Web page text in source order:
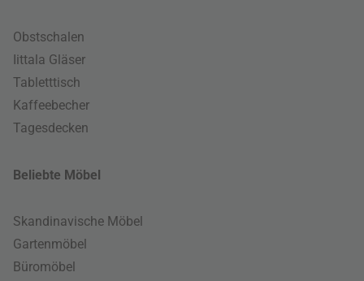
Obstschalen
Iittala Gläser
Tabletttisch
Kaffeebecher
Tagesdecken
Beliebte Möbel
Skandinavische Möbel
Gartenmöbel
Büromöbel